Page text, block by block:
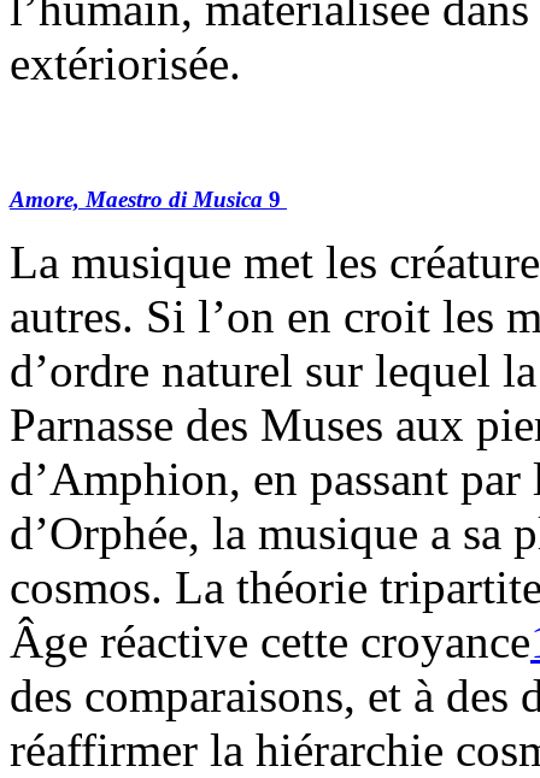
extériorisée.
Amore, Maestro di Musica 9
La musique met les
autres. Si l’on en croit les
d’ordre naturel sur lequel
Parnasse des Muses aux
d’Amphion, en passant
d’Orphée, la musique a sa
cosmos. La théorie
Âge réactive cette croyance
des comparaisons, et à
réaffirmer la hiérarchie